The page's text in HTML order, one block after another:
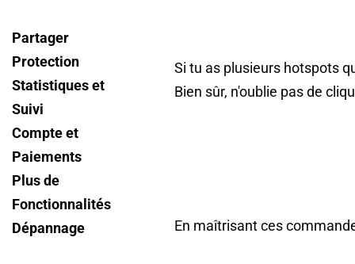
raccourcis ?
Partager
Protection
Statistiques et
Suivi
Compte et
Paiements
Plus de
Fonctionnalités
Dépannage
Si tu as plusieurs hotspots
Bien sûr, n'oublie pas de
En maîtrisant ces